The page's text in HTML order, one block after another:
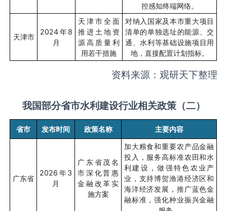
控感知终端网络。
天津市
2024年8
月
天津市全面
推进土地资
源高质量利
用若干措施
对纳入国家及本市重大项目
清单的单独选址的能源、交
通、水利等基础设施项目用
地，直接配置计划指标。
资料来源：观研天下整理
我国部分省市水利建设行业相关政策（二）
省市 发布时间 政策名称 主要内容
广东省
2026 年3
月
广东省茂名
市深化普惠
金融改革实
施方案
加大粮食和重要农产品金融
投入，服务高标准农田和水
利建设，做强特色农业产
业，支持博贺渔港经济区和
海洋经济发展，推广蓝色金
融标准，强化种业振兴金融